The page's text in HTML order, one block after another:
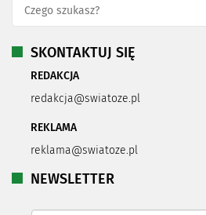
SKONTAKTUJ SIĘ
REDAKCJA
redakcja@swiatoze.pl
REKLAMA
reklama@swiatoze.pl
NEWSLETTER